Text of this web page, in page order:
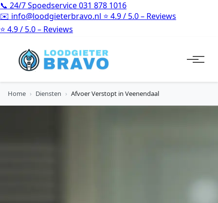
📞 24/7 Spoedservice031 878 1016
✉️ info@loodgieterbravo.nl ⭐ 4.9 / 5.0 – Reviews
⭐ 4.9 / 5.0 – Reviews
Home › Diensten › Afvoer Verstopt in Veenendaal